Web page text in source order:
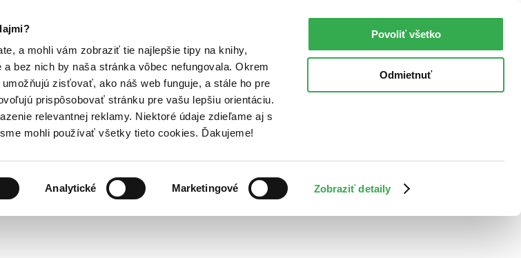
a mohli vám zobraziť tie najlepšie tipy na knihy,
bez nich by naša stránka vôbec nefungovala. Okrem
zisťovať, ako náš web funguje, a stále ho pre
prispôsobovať stránku pre vašu lepšiu orientáciu.
relevantnej reklamy. Niektoré údaje zdieľame aj s
mohli používať všetky tieto cookies. Ďakujeme!
Analytické Marketingové Zobraziť detaily
Povoliť všetko
Odmietnuť